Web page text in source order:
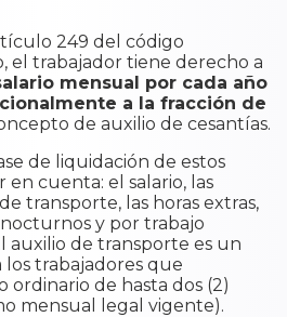
249 del código
el trabajador tiene derecho a
mensual por cada año
a la fracción de
de auxilio de cesantías.
de liquidación de estos
cuenta: el salario, las
transporte, las horas extras,
y por trabajo
auxilio de transporte es un
trabajadores que
de hasta dos (2)
mensual legal vigente).